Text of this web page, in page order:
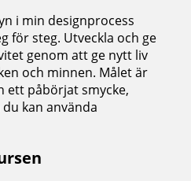
i min designprocess
för steg. Utveckla och ge
genom att ge nytt liv
och minnen. Målet är
ett påbörjat smycke,
kan använda